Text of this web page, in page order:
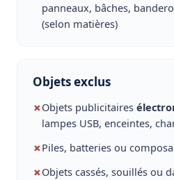
panneaux, bâches,
(selon matières)
Objets exclus
✗Objets publicitaires
lampes USB, enceintes,
✗Piles, batteries ou
✗Objets cassés, souillés ou